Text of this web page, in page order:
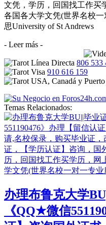
文凭，学历，回国找工作买
各国各大学文凭(世界名校
思University of St Andrews
- Leer más -
806 533
910 616 159
Temas Relacionados:
办理布鲁克大学
《QQ★微信